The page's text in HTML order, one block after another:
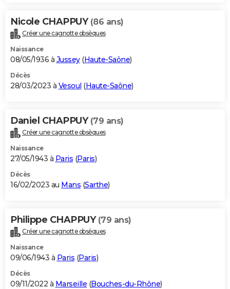
Nicole CHAPPUY (86 ans)
Créer une cagnotte obsèques
Naissance
08/05/1936 à Jussey(Haute-Saône)
Décès
28/03/2023 à Vesoul (Haute-Saône)
Daniel CHAPPUY (79 ans)
Créer une cagnotte obsèques
Naissance
27/05/1943 à Paris (Paris)
Décès
16/02/2023 au Mans (Sarthe)
Philippe CHAPPUY (79 ans)
Créer une cagnotte obsèques
Naissance
09/06/1943 à Paris (Paris)
Décès
09/11/2022 à Marseille (Bouches-du-Rhône)